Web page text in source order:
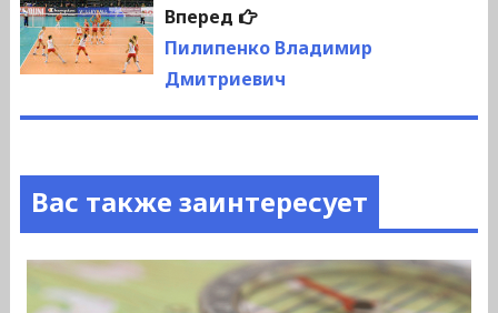
Вперед
Следующая
запись:
Пилипенко Владимир
Дмитриевич
Вас также заинтересует